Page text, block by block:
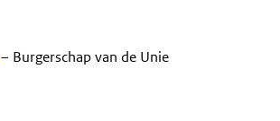
– Burgerschap van de Unie